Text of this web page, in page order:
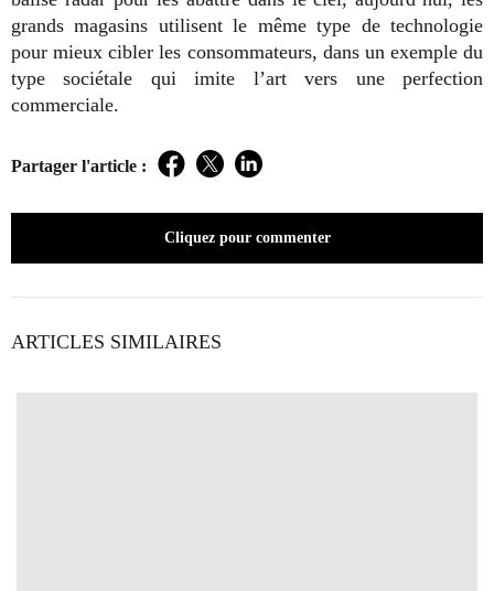
grands magasins utilisent le même type de technologie
pour mieux cibler les consommateurs, dans un exemple du
type sociétale qui imite l’art vers une perfection
commerciale.
Partager l'article : Facebook
TwitterLinkedIn
Cliquez pour commenter
ARTICLES SIMILAIRES